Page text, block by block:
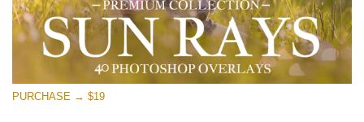
PURCHASE → $19